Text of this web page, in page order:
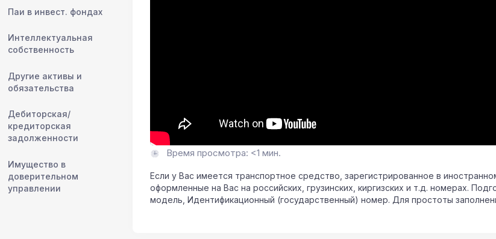
Паи в инвест. фондах
Интеллектуальная
собственность
Другие активы и
обязательства
Дебиторская/
кредиторская
задолженности
Имущество в
доверительном
управлении
Время просмотра: <1 мин.
Если у Вас имеется транспортное средство, зарегистрированное в
оформленные на Вас на российских, грузинских, киргизских и т.д. номерах.
модель, Идентификационный (государственный) номер. Для простоты